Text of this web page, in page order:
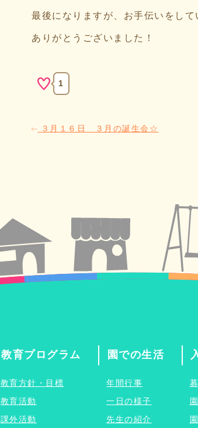
最後になりますが、お手伝いをして
ありがとうございました！
1
３月１６日 ３月の誕生会☆
教育プログラム
教育方針・目標
教育活動
課外活動
園での生活
年間行事
一日の様子
先生の紹介